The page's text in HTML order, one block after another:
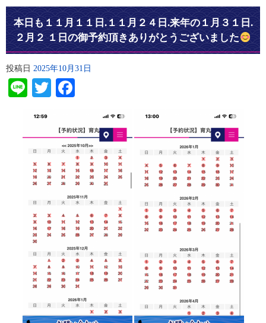
本日も１１月１１日.１１月２４日.来年の１月３１日.
２月２ １日の御予約頂きありがとうございました
投稿日 2025年10月31日
LineTwitter